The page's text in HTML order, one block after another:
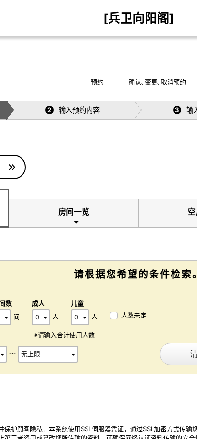
[兵卫向阳阁]
预约 确认､变更､取消预约
2 输入预约内容 3 输
房间一览
请根据您希望的条件检索。
数
间
成人
人
儿童
人
人数未定
※请输入合计使用人数
～
保护顾客隐私，本系统使用SSL伺服器凭证，通过SSL加密方式传